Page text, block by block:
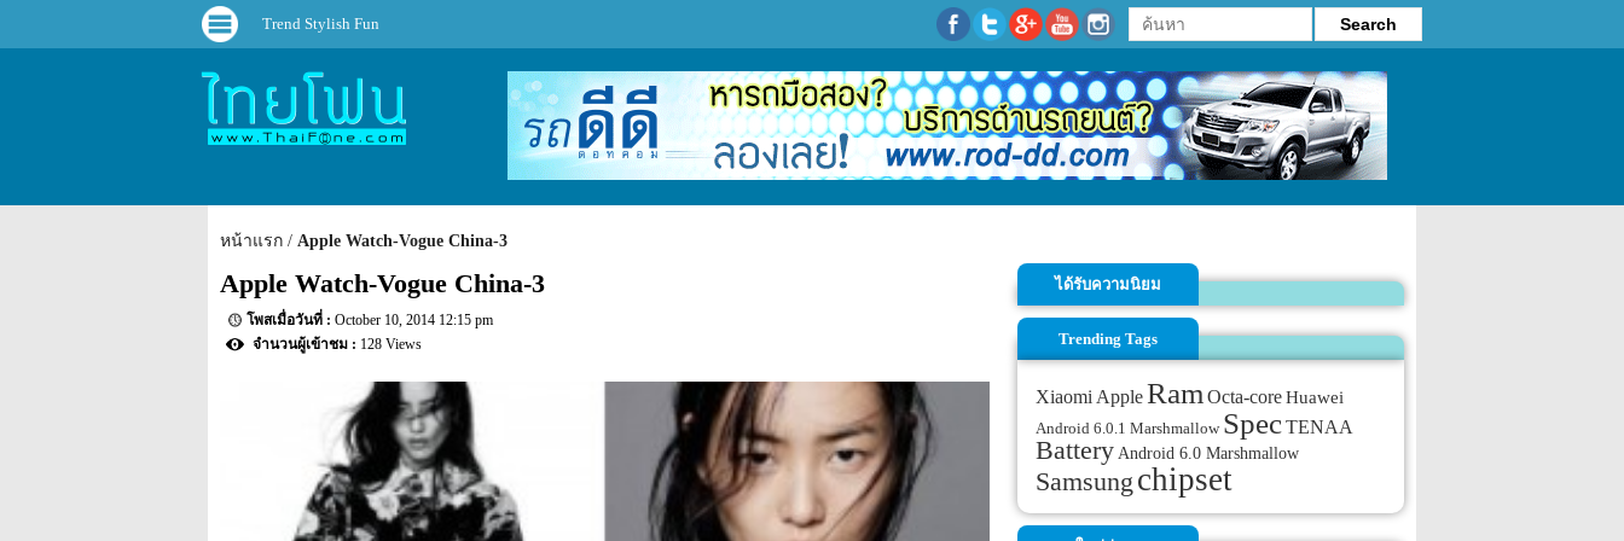
Trend Stylish Fun
หน้าแรก Apple Watch-Vogue China-3
Apple Watch-Vogue China-3
October 10, 2014 12:15 pm
128 Views
ได้รับความนิยม
Trending Tags
Xiaomi AppleRam Octa-coreHuawei
Android 6.0.1 Marshmallow SpecTENAA
Battery Android 6.0 Marshmallow
Samsung chipset